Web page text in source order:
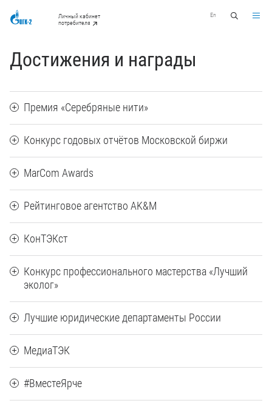
Личный кабинет
потребителя
En
Достижения и награды
Премия «Серебряные нити»
Конкурс годовых отчётов Московской биржи
MarCom Awards
Рейтинговое агентство AK&M
КонТЭКст
Конкурс профессионального мастерства «Лучший
эколог»
Лучшие юридические департаменты России
МедиаТЭК
#ВместеЯрче